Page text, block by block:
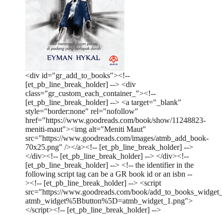
<div id="gr_add_to_books"><!--
[et_pb_line_break_holder] --> <div
class="gr_custom_each_container_"><!--
[et_pb_line_break_holder] --> <a target="_blank"
style="border:none" rel="nofollow"
href="https://www.goodreads.com/book/show/11248823-
meniti-maut"><img alt="Meniti Maut"
src="https://www.goodreads.com/images/atmb_add_book-
70x25.png" /></a><!-- [et_pb_line_break_holder] -->
</div><!-- [et_pb_line_break_holder] --> </div><!--
[et_pb_line_break_holder] --> <!-- the identifier in the
following script tag can be a GR book id or an isbn --
><!-- [et_pb_line_break_holder] --> <script
src="https://www.goodreads.com/book/
atmb_widget%5Bbutton%5D=atmb_widget_1.png">
</script><!-- [et_pb_line_break_holder] -->